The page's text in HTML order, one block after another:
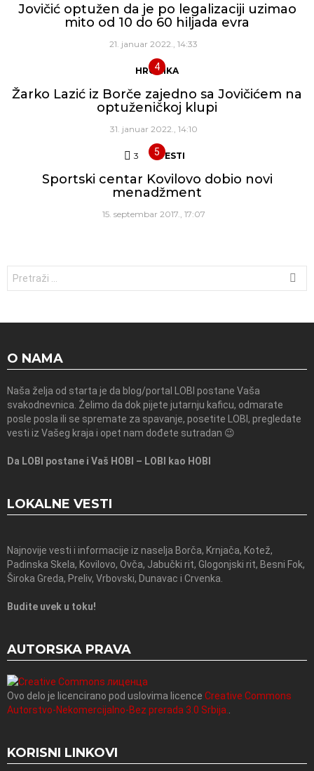
Jovičić optužen da je po legalizaciji uzimao
mito od 10 do 60 hiljada evra
21. januar 2022., 14:33
HRONIKA
Žarko Lazić iz Borče zajedno sa Jovičićem na
optuženičkoj klupi
31. januar 2022., 14:10
3 Komentara
VESTI
Sportski centar Kovilovo dobio novi
menadžment
15. septembar 2017., 17:07
O NAMA
Naša želja od starta je da blog/portal LOBI postane Vaša
svakodnevnica. Želimo da dok pijete jutarnju kaficu, odmarate
posle posla ili se spremate za spavanje, posetite LOBI, pregledate
vesti iz Vašeg kraja i opet nam dođete sutradan 😉
Da LOBI postane i Vaš HOBI – LOBI kao HOBI
LOKALNE VESTI
Najnovije vesti i informacije iz naselja Borča, Krnjača, Kotež,
Padinska Skela, Kovilovo, Ovča, Jabučki rit, Glogonjski rit, Besni Fok,
Široka Greda, Preliv, Vrbovski, Dunavac i Crvenka.
Budite uvek u toku!
AUTORSKA PRAVA
Ovo delo je licencirano pod uslovima licence Creative Commons
Autorstvo-Nekomercijalno-Bez prerada 3.0 Srbija.
KORISNI LINKOVI